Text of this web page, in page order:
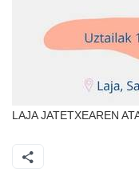
LAJA JATETXEAREN